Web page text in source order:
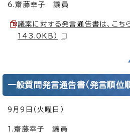
6.齋藤幸子 議員
議案に対する発言通告書は、こち
143.0KB）
一般質問発言通告書（発言順位順
9月9日（火曜日）
1.齋藤幸子 議員